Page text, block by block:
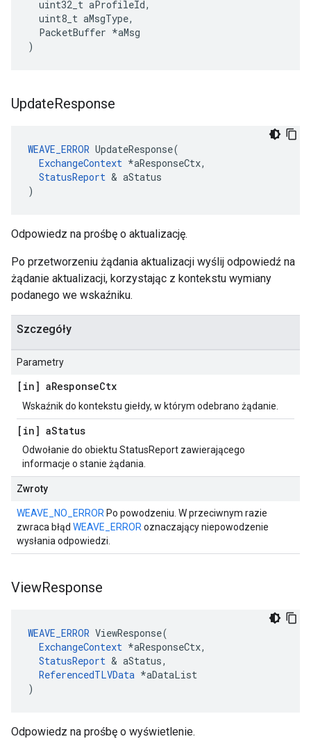
  uint32_t aProfileId,
  uint8_t aMsgType,
  PacketBuffer *aMsg
)
UpdateResponse
WEAVE_ERROR UpdateResponse(
ExchangeContext *aResponseCtx,
StatusReport & aStatus
)
Odpowiedz na prośbę o aktualizację.
Po przetworzeniu żądania aktualizacji wyślij odpowiedź na
żądanie aktualizacji, korzystając z kontekstu wymiany
podanego we wskaźniku.
Szczegóły
Parametry
[in] aResponseCtx
Wskaźnik do kontekstu giełdy, w którym odebrano żądanie.
[in] aStatus
Odwołanie do obiektu StatusReport zawierającego
informacje o stanie żądania.
Zwroty
WEAVE_NO_ERROR Po powodzeniu. W przeciwnym razie
zwraca błąd WEAVE_ERROR oznaczający niepowodzenie
wysłania odpowiedzi.
ViewResponse
WEAVE_ERROR ViewResponse(
ExchangeContext *aResponseCtx,
StatusReport & aStatus,
ReferencedTLVData *aDataList
)
Odpowiedz na prośbę o wyświetlenie.